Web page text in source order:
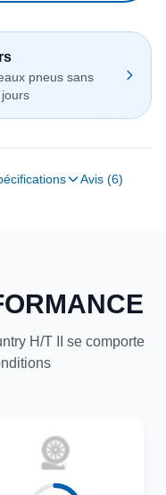
pneus sans
Avis (6)
H/T II se comporte